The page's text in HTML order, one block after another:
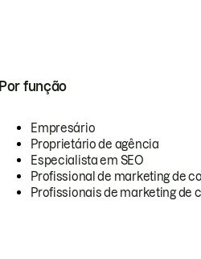
Por função
Empresário
Proprietário de agência
Especialista em SEO
Profissional de marketing de
Profissionais de marketing de